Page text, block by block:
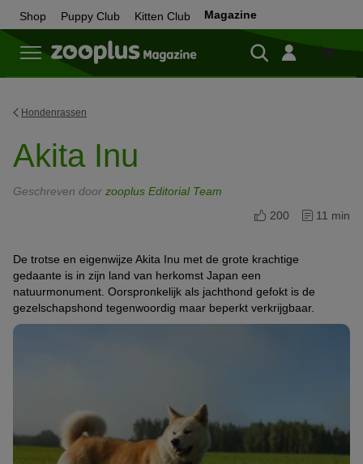
Shop Puppy Club Kitten Club Magazine
Shop
Hondenrassen
Akita Inu
Geschreven door zooplus Editorial Team
200
11 min
De trotse en eigenwijze Akita Inu met de grote krachtige
gedaante is in zijn land van herkomst Japan een
natuurmonument. Oorspronkelijk als jachthond gefokt is de
gezelschapshond tegenwoordig maar beperkt verkrijgbaar.